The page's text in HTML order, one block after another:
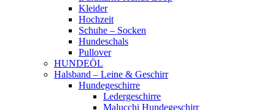
Kleider
Hochzeit
Schuhe – Socken
Hundeschals
Pullover
HUNDEÖL
Halsband – Leine & Geschirr
Hundegeschirre
Ledergeschirre
Malucchi Hundegeschirr